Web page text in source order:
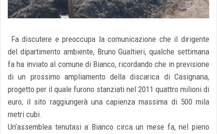
Fa discutere e preoccupa la comunicazione che il dirigente
del dipartimento ambiente, Bruno Gualtieri, qualche settimana
fa ha inviato al comune di Bianco, ricordando che in previsione
di un prossimo ampliamento della discarica di Casignana,
progetto per il quale furono stanziati nel 2011 quattro milioni di
euro, il sito raggiungerà una capienza massima di 500 mila
metri cubi.
Un’assemblea tenutasi a Bianco circa un mese fa, nel pieno